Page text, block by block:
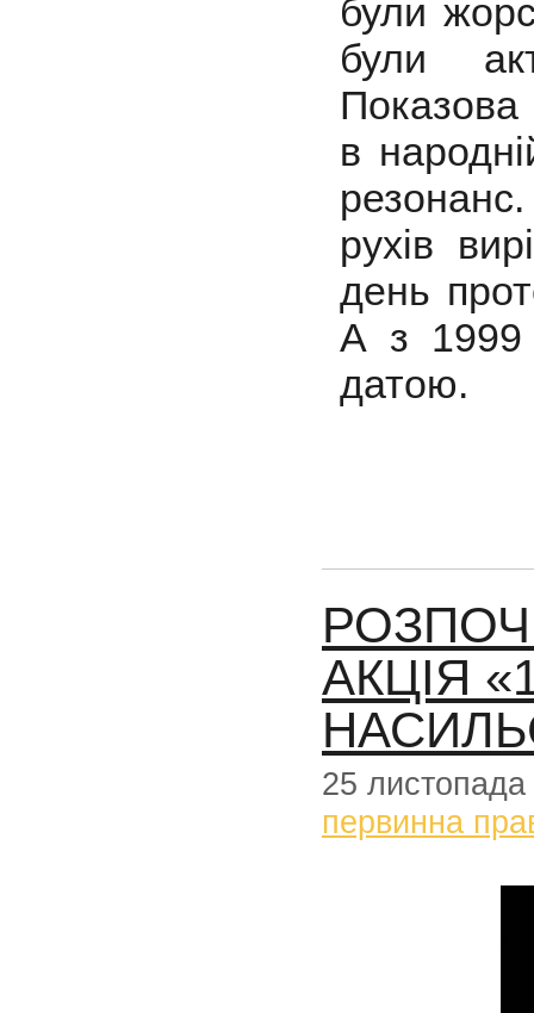
були
були
Показова
в
рухів
день
А з 1999
датою.
АКЦІЯ
25
первинна